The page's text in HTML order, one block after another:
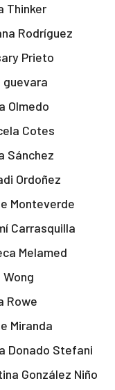
Thinker
Rodríguez
Prieto
guevara
Olmedo
Cotes
Sánchez
Ordoñez
Monteverde
Carrasquilla
Melamed
Wong
Rowe
Miranda
Donado Stefani
González Niño